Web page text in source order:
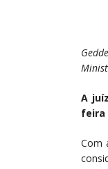
A
feira
Com